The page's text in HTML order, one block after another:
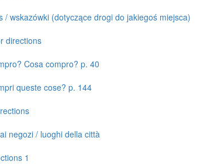
/ wskazówki (dotyczące drogi do jakiegoś miejsca)
directions
Cosa compro? p. 40
queste cose? p. 144
negozi / luoghi della città
1